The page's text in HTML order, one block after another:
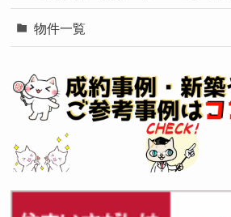
物件一覧